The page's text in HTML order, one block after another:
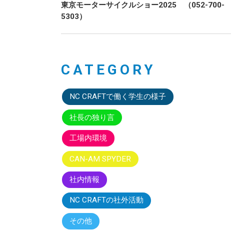
東京モーターサイクルショー2025 （052-700-
5303）
CATEGORY
NC CRAFTで働く学生の様子
社長の独り言
工場内環境
CAN-AM SPYDER
社内情報
NC CRAFTの社外活動
その他